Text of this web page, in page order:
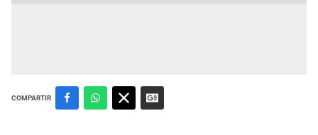
COMPARTIR